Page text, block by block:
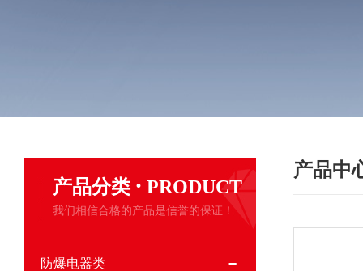
产品分类 · PRODUCT
我们相信合格的产品是信誉的保证！
防爆电器类
产品中